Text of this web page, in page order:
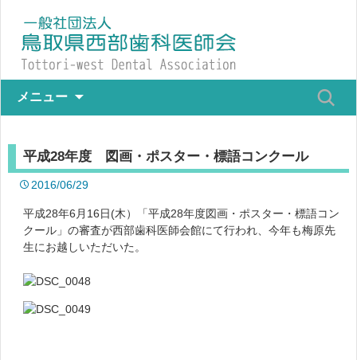
メニュー
平成28年度 図画・ポスター・標語コンクール
2016/06/29
平成28年6月16日(木）「平成28年度図画・ポスター・標語コン
クール」の審査が西部歯科医師会館にて行われ、今年も梅原先
生にお越しいただいた。